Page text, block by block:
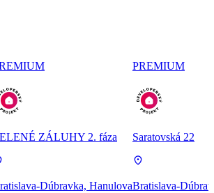
ZÁLUHY 2. fáza
Dúbravka, Hanulova
PREMIUM
Saratovská 22
Bratislava-